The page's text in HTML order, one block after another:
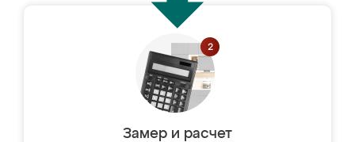
Замер и расчет